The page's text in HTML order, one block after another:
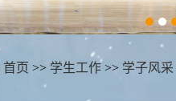
首页 >> 学生工作>> 学子风采